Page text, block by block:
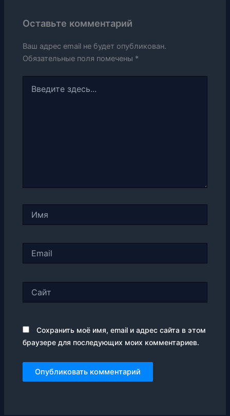
Оставьте комментарий
Ваш адрес email не будет опубликован.
Обязательные поля помечены *
здесь...
Сохранить моё имя, email и адрес сайта в этом
браузере для последующих моих комментариев.